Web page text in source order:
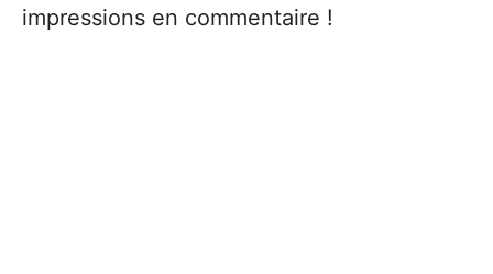
impressions en commentaire !